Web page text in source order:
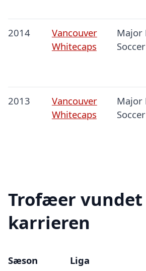
2014
Vancouver
Whitecaps
Major
Soccer
2013
Vancouver
Whitecaps
Major
Soccer
Trofæer vundet
karrieren
Sæson Liga